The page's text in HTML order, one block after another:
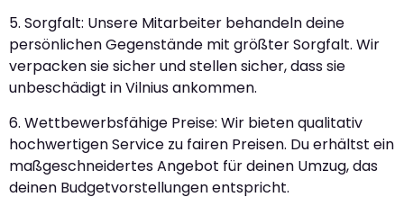
5. Sorgfalt: Unsere Mitarbeiter behandeln deine
persönlichen Gegenstände mit größter Sorgfalt. Wir
verpacken sie sicher und stellen sicher, dass sie
unbeschädigt in Vilnius ankommen.
6. Wettbewerbsfähige Preise: Wir bieten qualitativ
hochwertigen Service zu fairen Preisen. Du erhältst ein
maßgeschneidertes Angebot für deinen Umzug, das
deinen Budgetvorstellungen entspricht.